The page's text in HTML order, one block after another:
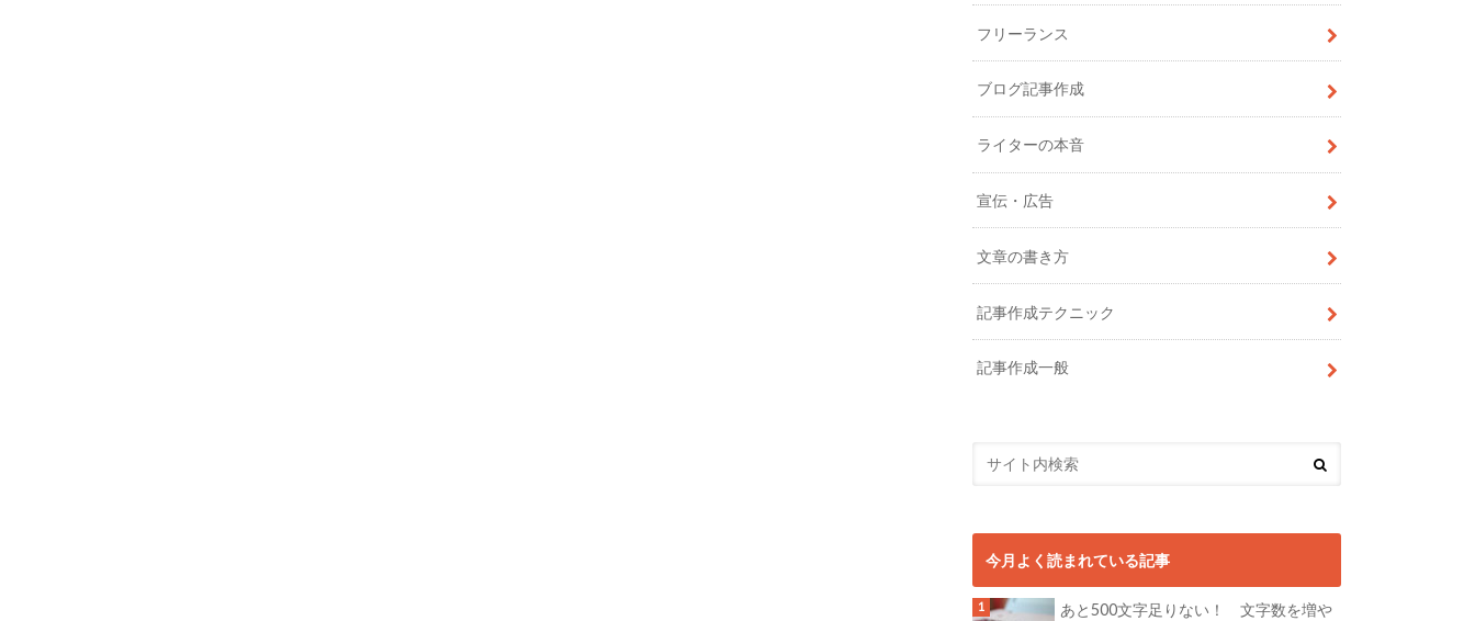
フリーランス
ブログ記事作成
ライターの本音
宣伝・広告
文章の書き方
記事作成テクニック
記事作成一般
今月よく読まれている記事
あと500文字足りない！ 文字数を増や